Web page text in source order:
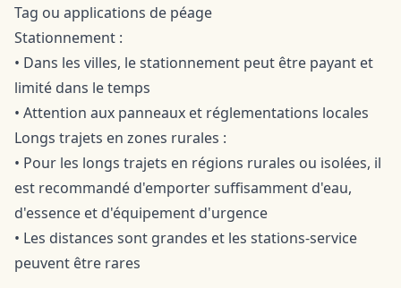
Tag ou applications de péage
Stationnement :
• Dans les villes, le stationnement peut être payant et
limité dans le temps
• Attention aux panneaux et réglementations locales
Longs trajets en zones rurales :
• Pour les longs trajets en régions rurales ou isolées, il
est recommandé d'emporter suffisamment d'eau,
d'essence et d'équipement d'urgence
• Les distances sont grandes et les stations-service
peuvent être rares